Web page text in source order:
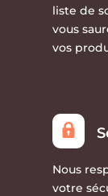
liste de
vous
vos
Nous
votre